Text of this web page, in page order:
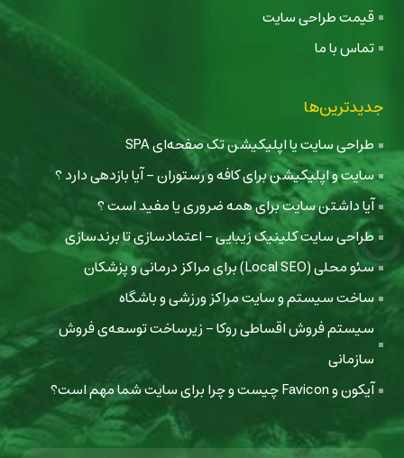
قیمت طراحی سایت
تماس با ما
جدیدترین‌ها
طراحی سایت یا اپلیکیشن تک صفحه‌ای SPA
سایت و اپلیکیشن برای کافه و رستوران - آیا بازدهی دارد ؟
آیا داشتن سایت برای همه ضروری یا مفید است ؟
طراحی سایت کلینیک زیبایی - اعتمادسازی تا برندسازی
سئو محلی (Local SEO) برای مراکز درمانی و پزشکان
ساخت سیستم و سایت مراکز ورزشی و باشگاه
سیستم فروش اقساطی روکا - زیرساخت توسعه‌ی فروش
سازمانی
آیکون و Favicon چیست و چرا برای سایت شما مهم است؟